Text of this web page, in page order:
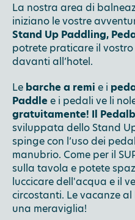
La nostra area di
iniziano le vostre
Stand Up Paddling,
potrete praticare il
davanti all’hotel.
Le barche a remi e i
Paddlee i pedali ve li
gratuitamente! Il
sviluppata dello Stand
spinge con l’uso dei
manubrio. Come per il
sulla tavola e potete
luccicare dell'acqua e il
circostanti. Le vacanze
una meraviglia!